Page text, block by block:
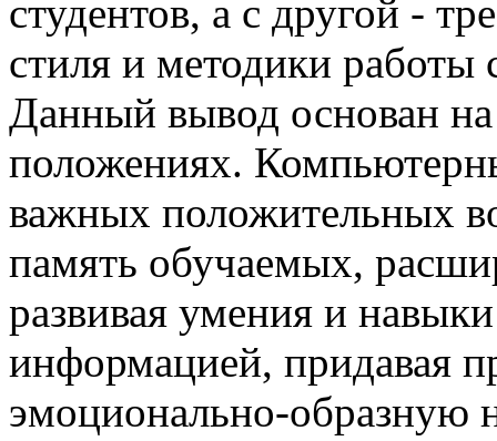
студентов, а с другой -
стиля и методики работы
Данный вывод основан
положениях.
важных положительных
память обучаемых,
развивая умения и
информацией, придавая
эмоционально-образную